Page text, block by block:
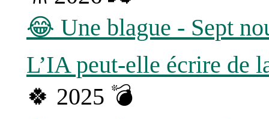
😂 Une blague - Sept
L’IA peut-elle écrire de
🍀 2025 💣